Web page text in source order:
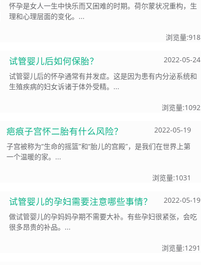
怀孕是女人一生中快乐而又困难的时期。荷尔蒙状况重构，生
理和心理层面的变化。...
浏览量:918
试管婴儿后如何保胎？
2022-05-24
试管婴儿后的怀孕通常有并发症。这是因为患有内分泌系统和
生殖疾病的妇女诉诸于体外受精。...
浏览量:1092
疤痕子宫怀二胎有什么风险？
2022-05-19
子宫被称为“生命的摇篮”和“胎儿的宫殿”，是我们在世界上第
一个温暖的家。...
浏览量:1031
试管婴儿的孕妇需要注意哪些事情？
2022-05-19
做试管婴儿的孕妈妈孕期不需要大补。有些孕妇很紧张，会吃
很多昂贵的补品。...
浏览量:1291